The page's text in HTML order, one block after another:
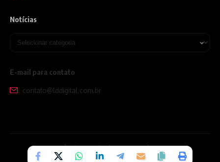
Notícias
E-mail para contato
contato@lddigital.com.br
Todos os direitos reservados